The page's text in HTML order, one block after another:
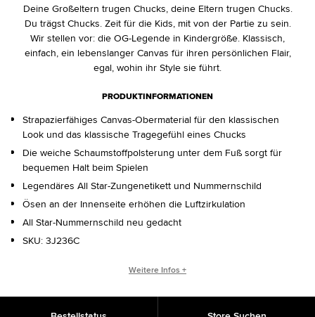
Deine Großeltern trugen Chucks, deine Eltern trugen Chucks.
Du trägst Chucks. Zeit für die Kids, mit von der Partie zu sein.
Wir stellen vor: die OG-Legende in Kindergröße. Klassisch,
einfach, ein lebenslanger Canvas für ihren persönlichen Flair,
egal, wohin ihr Style sie führt.
PRODUKTINFORMATIONEN
Strapazierfähiges Canvas-Obermaterial für den klassischen
Look und das klassische Tragegefühl eines Chucks
Die weiche Schaumstoffpolsterung unter dem Fuß sorgt für
bequemen Halt beim Spielen
Legendäres All Star-Zungenetikett und Nummernschild
Ösen an der Innenseite erhöhen die Luftzirkulation
All Star-Nummernschild neu gedacht
SKU: 3J236C
CHUCK TAYLOR ALL STAR ORIGINS
Weitere Infos +